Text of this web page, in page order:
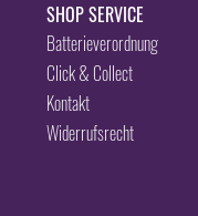
SHOP SERVICE
Batterieverordnung
Click & Collect
Kontakt
Widerrufsrecht